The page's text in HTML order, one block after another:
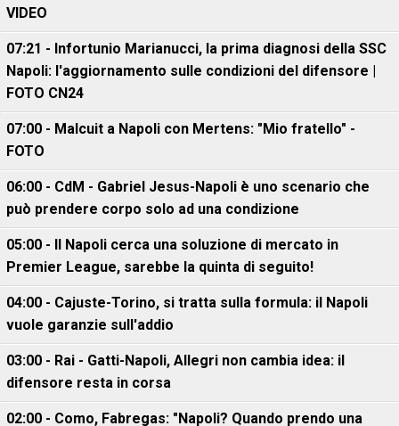
VIDEO
07:21 - Infortunio Marianucci, la prima diagnosi della SSC
Napoli: l'aggiornamento sulle condizioni del difensore |
FOTO CN24
07:00 - Malcuit a Napoli con Mertens: "Mio fratello" -
FOTO
06:00 - CdM - Gabriel Jesus-Napoli è uno scenario che
può prendere corpo solo ad una condizione
05:00 - Il Napoli cerca una soluzione di mercato in
Premier League, sarebbe la quinta di seguito!
04:00 - Cajuste-Torino, si tratta sulla formula: il Napoli
vuole garanzie sull'addio
03:00 - Rai - Gatti-Napoli, Allegri non cambia idea: il
difensore resta in corsa
02:00 - Como, Fabregas: "Napoli? Quando prendo una